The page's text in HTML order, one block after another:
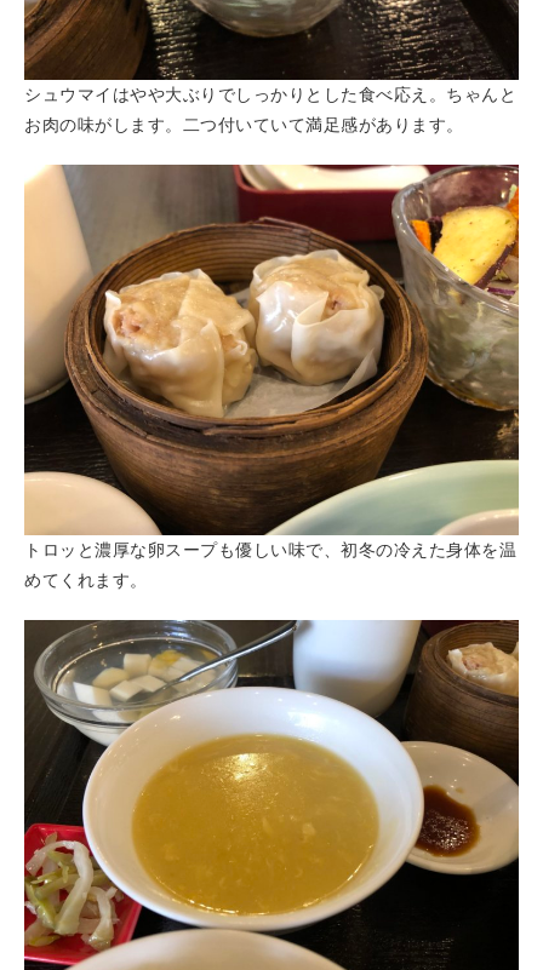
シュウマイはやや大ぶりでしっかりとした食べ応え。ちゃんと
お肉の味がします。二つ付いていて満足感があります。
トロッと濃厚な卵スープも優しい味で、初冬の冷えた身体を温
めてくれます。